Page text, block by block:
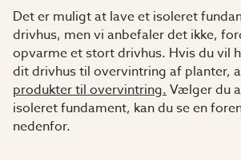
Det er muligt at lave et isoleret
drivhus, men vi anbefaler det ikke,
opvarme et stort drivhus. Hvis du vil
dit drivhus til overvintring af planter,
produkter til overvintring.Vælger du
isoleret fundament, kan du se en
nedenfor.